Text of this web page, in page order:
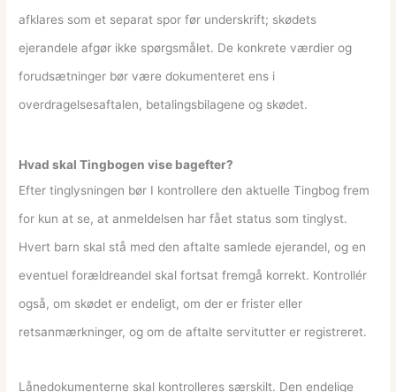
afklares som et separat spor før underskrift; skødets
ejerandele afgør ikke spørgsmålet. De konkrete værdier og
forudsætninger bør være dokumenteret ens i
overdragelsesaftalen, betalingsbilagene og skødet.
Hvad skal Tingbogen vise bagefter?
Efter tinglysningen bør I kontrollere den aktuelle Tingbog frem
for kun at se, at anmeldelsen har fået status som tinglyst.
Hvert barn skal stå med den aftalte samlede ejerandel, og en
eventuel forældreandel skal fortsat fremgå korrekt. Kontrollér
også, om skødet er endeligt, om der er frister eller
retsanmærkninger, og om de aftalte servitutter er registreret.
Lånedokumenterne skal kontrolleres særskilt. Den endelige